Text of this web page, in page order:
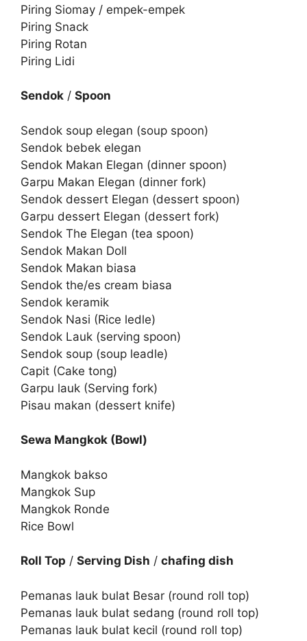
Piring Siomay / empek-empek
Piring Snack
Piring Rotan
Piring Lidi
Sendok / Spoon
Sendok soup elegan (soup spoon)
Sendok bebek elegan
Sendok Makan Elegan (dinner spoon)
Garpu Makan Elegan (dinner fork)
Sendok dessert Elegan (dessert spoon)
Garpu dessert Elegan (dessert fork)
Sendok The Elegan (tea spoon)
Sendok Makan Doll
Sendok Makan biasa
Sendok the/es cream biasa
Sendok keramik
Sendok Nasi (Rice ledle)
Sendok Lauk (serving spoon)
Sendok soup (soup leadle)
Capit (Cake tong)
Garpu lauk (Serving fork)
Pisau makan (dessert knife)
Sewa Mangkok (Bowl)
Mangkok bakso
Mangkok Sup
Mangkok Ronde
Rice Bowl
Roll Top / Serving Dish / chafing dish
Pemanas lauk bulat Besar (round roll top)
Pemanas lauk bulat sedang (round roll top)
Pemanas lauk bulat kecil (round roll top)